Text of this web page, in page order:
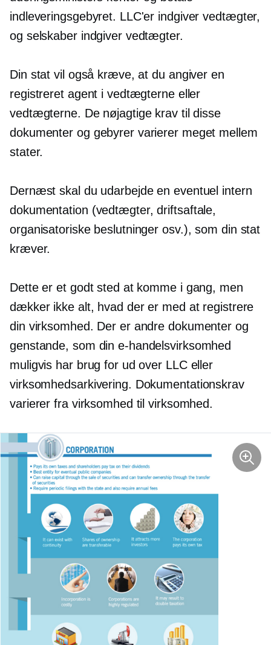
indleveringsgebyret. LLC'er indgiver vedtægter,
og selskaber indgiver vedtægter.
Din stat vil også kræve, at du angiver en
registreret agent i vedtægterne eller
vedtægterne. De nøjagtige krav til disse
dokumenter og gebyrer varierer meget mellem
stater.
Dernæst skal du udarbejde en eventuel intern
dokumentation (vedtægter, driftsaftale,
organisatoriske beslutninger osv.), som din stat
kræver.
Dette er et godt sted at komme i gang, men
dækker ikke alt, hvad der er med at registrere
din virksomhed. Der er andre dokumenter og
genstande, som din e-handelsvirksomhed
muligvis har brug for ud over LLC eller
virksomhedsarkivering. Dokumentationskrav
varierer fra virksomhed til virksomhed.